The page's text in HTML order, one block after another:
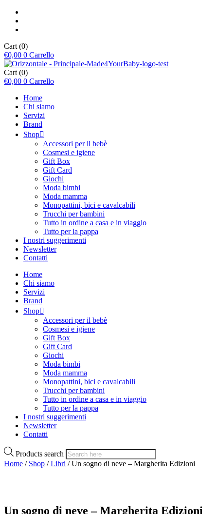
Cart (0)
€0,00 0 Carrello
Cart (0)
€0,00 0 Carrello
Home
Chi siamo
Servizi
Brand
Shop
Accessori per il bebè
Cosmesi e igiene
Gift Box
Gift Card
Giochi
Moda bimbi
Moda mamma
Monopattini, bici e cavalcabili
Trucchi per bambini
Tutto in ordine a casa e in viaggio
Tutto per la pappa
I nostri suggerimenti
Newsletter
Contatti
Home
Chi siamo
Servizi
Brand
Shop
Accessori per il bebè
Cosmesi e igiene
Gift Box
Gift Card
Giochi
Moda bimbi
Moda mamma
Monopattini, bici e cavalcabili
Trucchi per bambini
Tutto in ordine a casa e in viaggio
Tutto per la pappa
I nostri suggerimenti
Newsletter
Contatti
Products search
Home / Shop /Libri / Un sogno di neve – Margherita Edizioni
Un sogno di neve – Margherita Edizioni